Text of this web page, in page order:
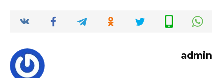
admin